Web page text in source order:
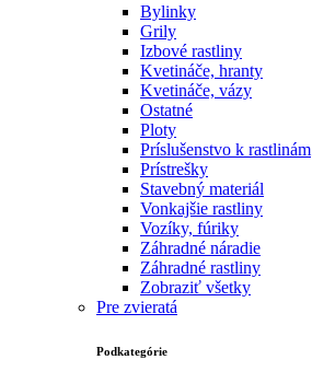
Bylinky
Grily
Izbové rastliny
Kvetináče, hranty
Kvetináče, vázy
Ostatné
Ploty
Príslušenstvo k rastlinám
Prístrešky
Stavebný materiál
Vonkajšie rastliny
Vozíky, fúriky
Záhradné náradie
Záhradné rastliny
Zobraziť všetky
Pre zvieratá
Podkategórie